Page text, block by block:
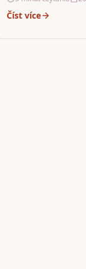
a kvalitě masných
Technologie
Číst více